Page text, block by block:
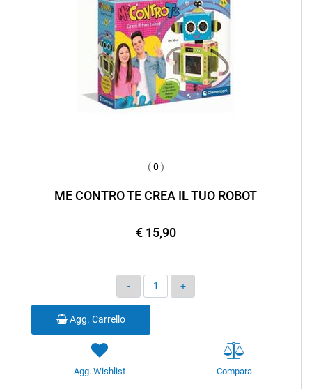
(0 )
ME CONTRO TE CREA IL TUO ROBOT
€ 15,90
Quantità
Agg. Carrello
Agg. Wishlist Compara